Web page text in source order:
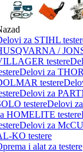
za STIHL
/
testere
Delovi za
testere
Delovi za
testereDelovi
HOMELITE testere
Delovi za
KO testere
i alat za testere